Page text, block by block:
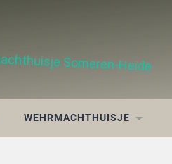
WEHRMACHTHUISJE